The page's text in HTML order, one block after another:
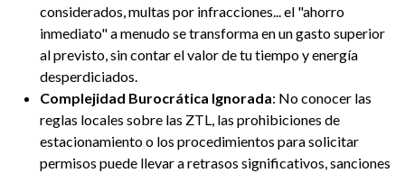
considerados, multas por infracciones... el "ahorro
inmediato" a menudo se transforma en un gasto superior
al previsto, sin contar el valor de tu tiempo y energía
desperdiciados.
Complejidad Burocrática Ignorada: No conocer las
reglas locales sobre las ZTL, las prohibiciones de
estacionamiento o los procedimientos para solicitar
permisos puede llevar a retrasos significativos, sanciones